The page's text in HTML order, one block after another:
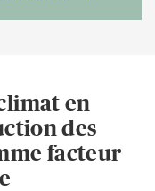
en
des
facteur